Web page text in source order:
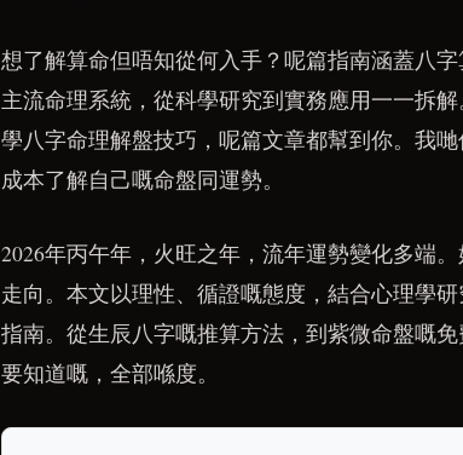
想了解算命但唔知從何入手？呢篇指南涵蓋八
主流命理系統，從科學研究到實務應用一一拆
學八字命理解盤技巧，呢篇文章都幫到你。我
成本了解自己嘅命盤同運勢。
2026年丙午年，火旺之年，流年運勢變化多端
走向。本文以理性、循證嘅態度，結合心理學
指南。從生辰八字嘅推算方法，到紫微命盤嘅
要知道嘅，全部喺度。